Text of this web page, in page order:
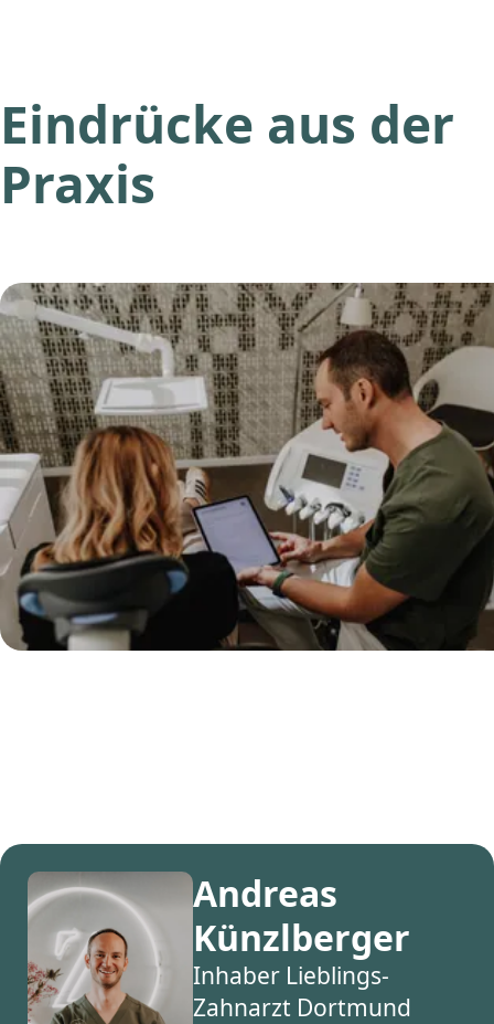
Eindrücke aus der
Praxis
Andreas
Künzlberger
Inhaber Lieblings-
Zahnarzt Dortmund